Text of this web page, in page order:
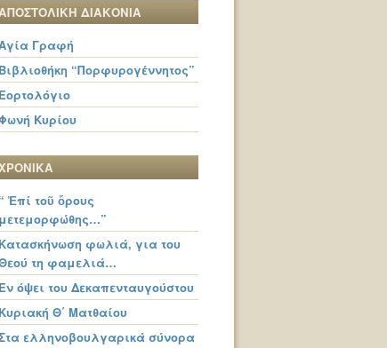
ΔΙΑΚΟΝΙΑ
Γραφή
Βιβλιοθήκη “Πορφυρογέννητος”
Εορτολόγιο
Φωνή Κυρίου
“ Ἐπί τοῦ ὄρους
μετεμορφώθης…”
Κατασκήνωση φωλιά, για του
τη φαμελιά…
Εν όψει του Δεκαπενταυγούστου
Κυριακή Θ΄ Ματθαίου
ελληνοβουλγαρικά σύνορα